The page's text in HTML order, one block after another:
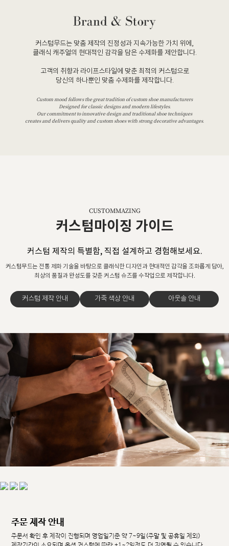
커스텀무드는 맞춤 제작의 진정성과 지속가능한 가치 위에,
클래식 캐주얼의 현대적인 감각을 담은 수제화를 제안합니다.
고객의 취향과 라이프스타일에 맞춘 최적의 커스텀으로
당신의 하나뿐인 맞춤 수제화를 제작합니다.
Custom mood follows the great tradition of custom shoe manufacturers
Designed for classic designs and modern lifestyles.
Our commitment to innovative design and traditional shoe techniques
creates and delivers quality and custom shoes with strong decorative advantages.
CUSTOMMAZING
커스텀마이징 가이드
커스텀 제작의 특별함, 직접 설계하고 경험해보세요.
커스텀무드는 전통 제화 기술을 바탕으로 클래식한 디자인과 현대적인 감각을 조화롭게 담아,
최상의 품질과 완성도를 갖춘 커스텀 슈즈를 수작업으로 제작합니다.
커스텀 제작 안내 가죽 색상 안내 아웃솔 안내
주문 제작 안내
주문서 확인 후 제작이 진행되며 영업일기준 약 7~9일(주말 및 공휴일 제외)